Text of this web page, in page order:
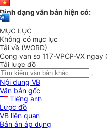
Định dạng văn bản hiện có:
MỤC LỤC
Không có mục lục
Tải về (WORD)
Cong van so 117-VPCP-VX
Tải lược đồ
Nội dung VB
Văn bản gốc
Tiếng anh
Lược đồ
VB liên quan
Bản án áp dụng